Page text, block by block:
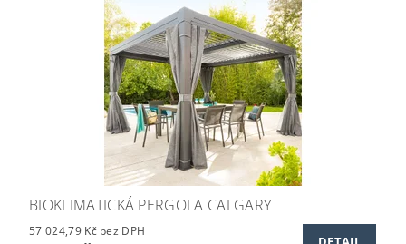
BIOKLIMATICKÁ PERGOLA CALGARY
57 024,79 Kč bez DPH